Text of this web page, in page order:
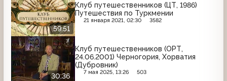
59:51
Клуб путешественников (ЦТ, 1986)
Путешествия по Туркмении
21 января 2021, 02:30 3582
30:36
Клуб путешественников (ОРТ,
24.06.2001) Черногория, Хорватия
(Дубровник)
7 мая 2025, 13:26 503